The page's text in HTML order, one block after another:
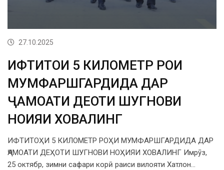
27.10.2025
ИФТИТОҲИ 5 КИЛОМЕТР РОҲИ
МУМФАРШГАРДИДА ДАР
ҶАМОАТИ ДЕҲОТИ ШУГНОВИ
НОҲИЯИ ХОВАЛИНГ
ИФТИТОҲИ 5 КИЛОМЕТР РОҲИ МУМФАРШГАРДИДА ДАР
ҶАМОАТИ ДЕҲОТИ ШУГНОВИ НОҲИЯИ ХОВАЛИНГ Имрӯз,
25 октябр, зимни сафари корӣ раиси вилояти Хатлон…